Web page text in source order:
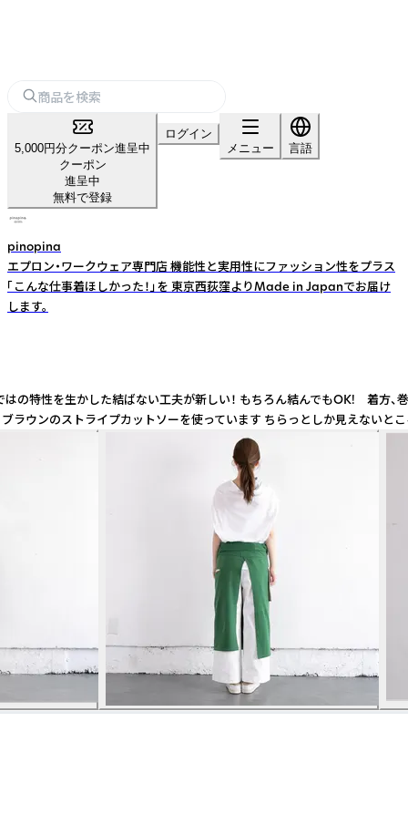
5,000円分クーポン進呈中
クーポン
進呈中
無料で登録
ログイン
メニュー
言語
pinopina
エプロン・ワークウェア専門店 機能性と実用性にファッション性をプラス
「こんな仕事着ほしかった！」を 東京西荻窪よりMade in Japanでお届け
します。
を生かした結ばない工夫が新しい！ もちろん結んでもOK! 着
ンのストライプカットソーを使っています ちらっとしか見えないと